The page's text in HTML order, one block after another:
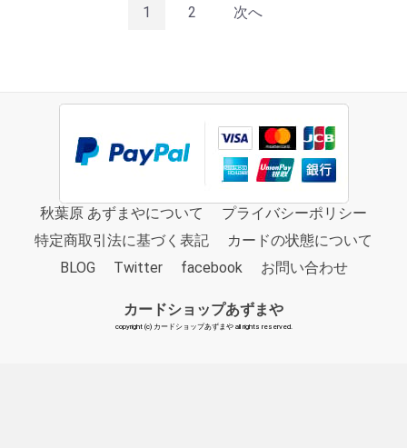
1 2 次へ
秋葉原 あずまやについて
プライバシーポリシー
特定商取引法に基づく表記
カードの状態について
BLOG
Twitter facebook お問い合わせ
カードショップあずまや
copyright (c) カードショップあずまや all rights reserved.